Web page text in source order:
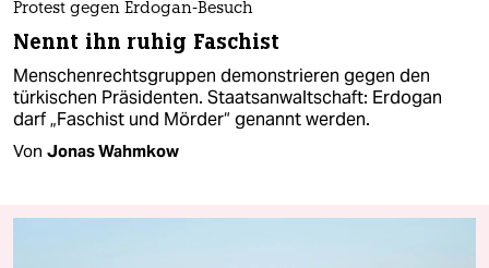
Protest gegen Erdogan-Besuch
Nennt ihn ruhig Faschist
Menschenrechtsgruppen demonstrieren gegen den
türkischen Präsidenten. Staatsanwaltschaft: Erdogan
darf „Faschist und Mörder“ genannt werden.
Von Jonas Wahmkow